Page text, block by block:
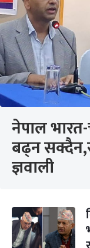
नेपाल
बढ्न
ज्ञवाली